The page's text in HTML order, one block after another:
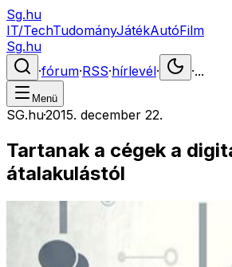
Sg.hu
IT/TechTudományJátékAutóFilm
Sg.hu
·fórum·RSS·hírlevél· ·...
Menü
SG.hu·2015. december 22.
Tartanak a cégek a
átalakulástól